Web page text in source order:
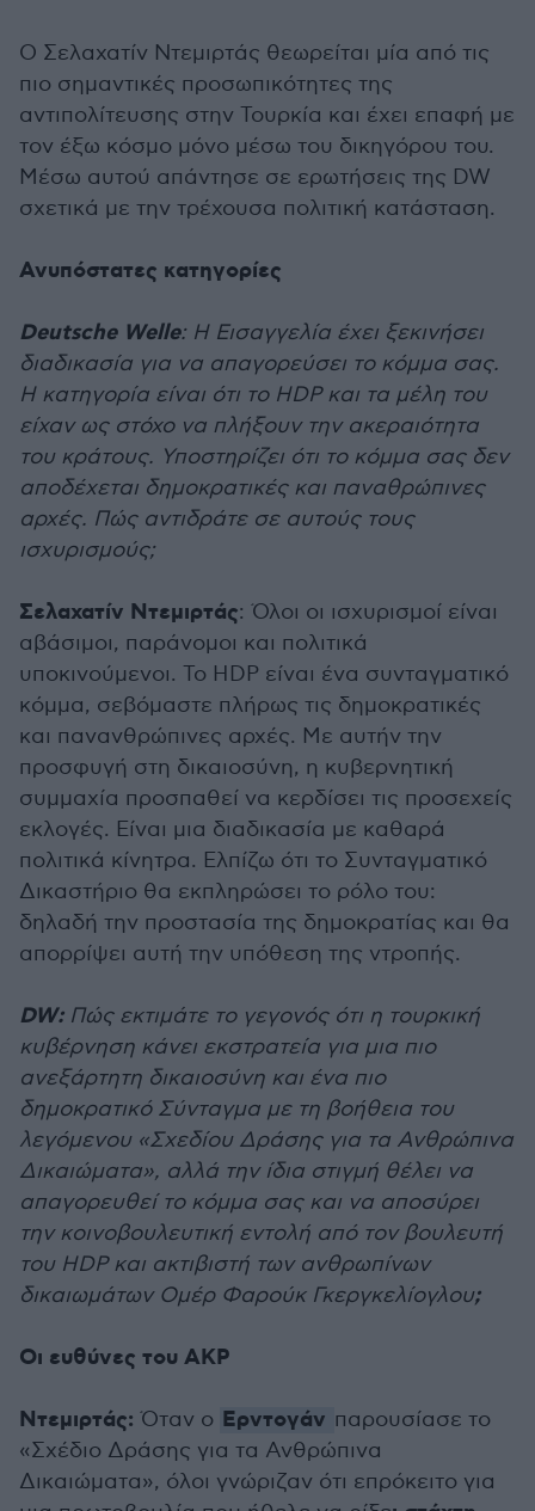
Ο Σελαχατίν Ντεμιρτάς θεωρείται μία από τις
πιο σημαντικές προσωπικότητες της
αντιπολίτευσης στην Τουρκία και έχει επαφή με
τον έξω κόσμο μόνο μέσω του δικηγόρου του.
Μέσω αυτού απάντησε σε ερωτήσεις της DW
σχετικά με την τρέχουσα πολιτική κατάσταση.
Ανυπόστατες κατηγορίες
Deutsche Welle: Η Εισαγγελία έχει ξεκινήσει
διαδικασία για να απαγορεύσει το κόμμα σας.
Η κατηγορία είναι ότι το HDP και τα μέλη του
είχαν ως στόχο να πλήξουν την ακεραιότητα
του κράτους. Υποστηρίζει ότι το κόμμα σας δεν
αποδέχεται δημοκρατικές και παναθρώπινες
αρχές. Πώς αντιδράτε σε αυτούς τους
ισχυρισμούς;
Σελαχατίν Ντεμιρτάς: Όλοι οι ισχυρισμοί είναι
αβάσιμοι, παράνομοι και πολιτικά
υποκινούμενοι. Το HDP είναι ένα συνταγματικό
κόμμα, σεβόμαστε πλήρως τις δημοκρατικές
και πανανθρώπινες αρχές. Με αυτήν την
προσφυγή στη δικαιοσύνη, η κυβερνητική
συμμαχία προσπαθεί να κερδίσει τις προσεχείς
εκλογές. Είναι μια διαδικασία με καθαρά
πολιτικά κίνητρα. Ελπίζω ότι το Συνταγματικό
Δικαστήριο θα εκπληρώσει το ρόλο του:
δηλαδή την προστασία της δημοκρατίας και θα
απορρίψει αυτή την υπόθεση της ντροπής.
DW: Πώς εκτιμάτε το γεγονός ότι η τουρκική
κυβέρνηση κάνει εκστρατεία για μια πιο
ανεξάρτητη δικαιοσύνη και ένα πιο
δημοκρατικό Σύνταγμα με τη βοήθεια του
λεγόμενου «Σχεδίου Δράσης για τα Ανθρώπινα
Δικαιώματα», αλλά την ίδια στιγμή θέλει να
απαγορευθεί το κόμμα σας και να αποσύρει
την κοινοβουλευτική εντολή από τον βουλευτή
του HDP και ακτιβιστή των ανθρωπίνων
δικαιωμάτων Ομέρ Φαρούκ Γκεργκελίογλου;
Οι ευθύνες του AKP
Ντεμιρτάς: Όταν ο Ερντογάν παρουσίασε το
«Σχέδιο Δράσης για τα Ανθρώπινα
Δικαιώματα», όλοι γνώριζαν ότι επρόκειτο για